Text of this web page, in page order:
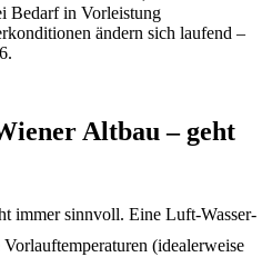
Bedarf in Vorleistung
ändern sich laufend –
Altbau – geht
immer sinnvoll. Eine Luft-Wasser-
(idealerweise